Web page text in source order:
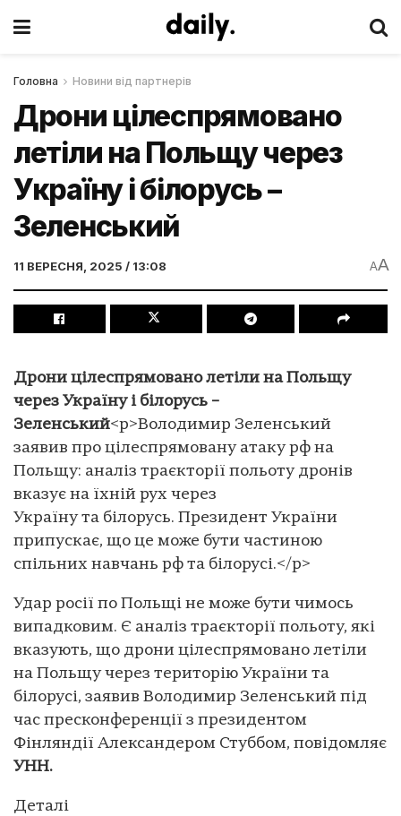
Головна Новини від партнерів
Дрони цілеспрямовано
летіли на Польщу через
Україну і білорусь –
Зеленський
11 ВЕРЕСНЯ, 2025 / 13:08 AA
Дрони цілеспрямовано летіли на Польщу
через Україну і білорусь –
Зеленський<p>Володимир Зеленський
заявив про цілеспрямовану атаку рф на
Польщу: аналіз траєкторії польоту дронів
вказує на їхній рух через
Україну та білорусь. Президент України
припускає, що це може бути частиною
спільних навчань рф та білорусі.</p>
Удар росії по Польщі не може бути чимось
випадковим. Є аналіз траєкторії польоту, які
вказують, що дрони цілеспрямовано летіли
на Польщу через територію України та
білорусі, заявив Володимир Зеленський під
час пресконференції з президентом
Фінляндії Александером Стуббом, повідомляє
УНН.
Деталі